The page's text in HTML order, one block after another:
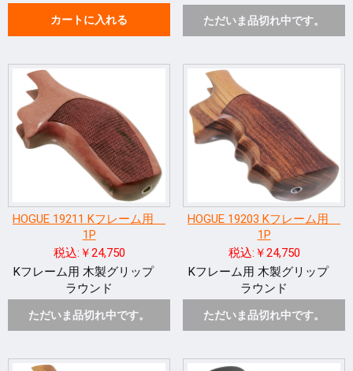
カートに入れる ただいま品切れ中です。
HOGUE 19211 Kフレーム用
1P
税込:￥24,750
Kフレーム用 木製グリップ
ラウンド
ただいま品切れ中です。
HOGUE 19203 Kフレーム用
1P
税込:￥24,750
Kフレーム用 木製グリップ
ラウンド
ただいま品切れ中です。